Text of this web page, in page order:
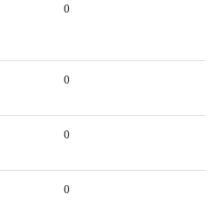
0
0
0
0